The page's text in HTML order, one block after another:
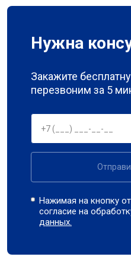
Нужна
Закажите
перезвоним за 5
Нажимая на кнопку
согласие на
данных.